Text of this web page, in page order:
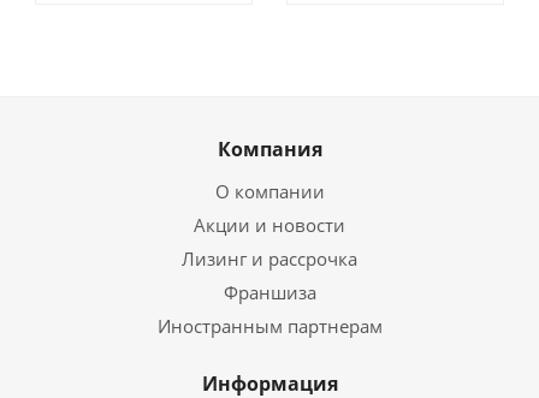
Компания
О компании
Акции и новости
Лизинг и рассрочка
Франшиза
Иностранным партнерам
Информация